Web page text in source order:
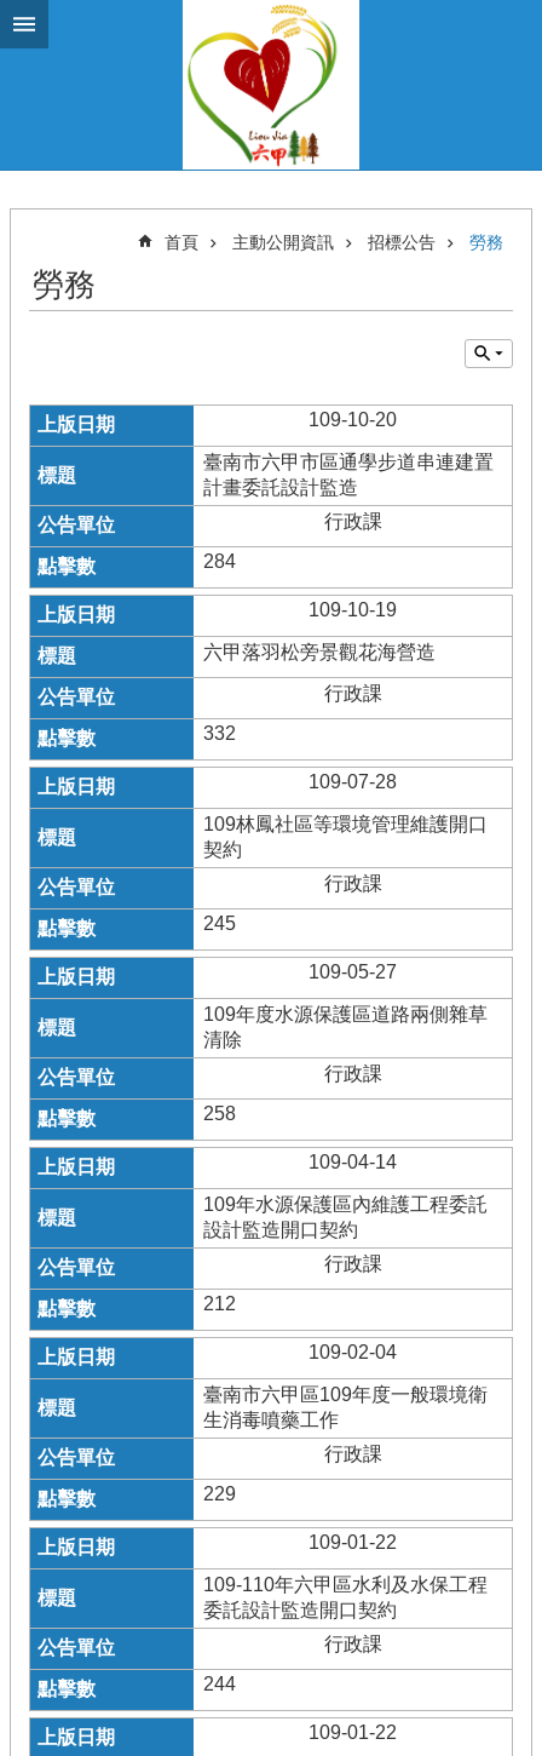
跳到主要內容區塊
首頁 主動公開資訊 招標公告 勞務
勞務
109-10-20
臺南市六甲市區通學步道串連建置
計畫委託設計監造
行政課
284
109-10-19
六甲落羽松旁景觀花海營造
行政課
332
109-07-28
109林鳳社區等環境管理維護開口
契約
行政課
245
109-05-27
109年度水源保護區道路兩側雜草
清除
行政課
258
109-04-14
109年水源保護區內維護工程委託
設計監造開口契約
行政課
212
109-02-04
臺南市六甲區109年度一般環境衛
生消毒噴藥工作
行政課
229
109-01-22
109-110年六甲區水利及水保工程
委託設計監造開口契約
行政課
244
109-01-22